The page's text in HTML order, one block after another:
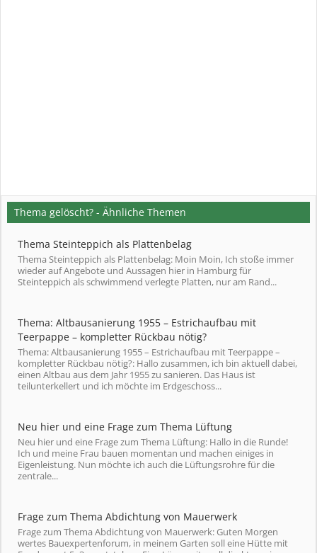
Thema gelöscht? - Ähnliche Themen
Thema Steinteppich als Plattenbelag
Thema Steinteppich als Plattenbelag: Moin Moin, Ich stoße immer
wieder auf Angebote und Aussagen hier in Hamburg für
Steinteppich als schwimmend verlegte Platten, nur am Rand...
Thema: Altbausanierung 1955 – Estrichaufbau mit
Teerpappe – kompletter Rückbau nötig?
Thema: Altbausanierung 1955 – Estrichaufbau mit Teerpappe –
kompletter Rückbau nötig?: Hallo zusammen, ich bin aktuell dabei,
einen Altbau aus dem Jahr 1955 zu sanieren. Das Haus ist
teilunterkellert und ich möchte im Erdgeschoss...
Neu hier und eine Frage zum Thema Lüftung
Neu hier und eine Frage zum Thema Lüftung: Hallo in die Runde!
Ich und meine Frau bauen momentan und machen einiges in
Eigenleistung. Nun möchte ich auch die Lüftungsrohre für die
zentrale...
Frage zum Thema Abdichtung von Mauerwerk
Frage zum Thema Abdichtung von Mauerwerk: Guten Morgen
wertes Bauexpertenforum, in meinem Garten soll eine Hütte mit